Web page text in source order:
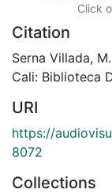
Click
Citation
Serna Villada,
Cali: Biblioteca
URI
https://
8072
Collections